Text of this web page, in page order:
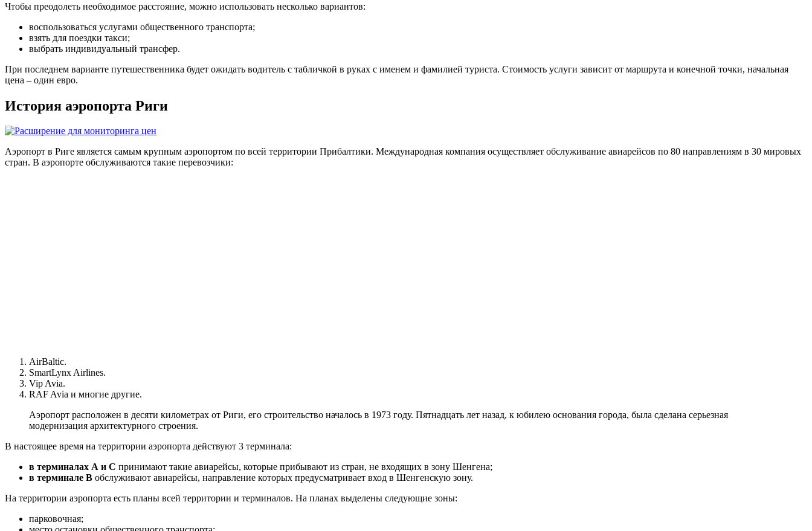
Чтобы преодолеть необходимое расстояние, можно использовать несколько вариантов:
воспользоваться услугами общественного транспорта;
взять для поездки такси;
выбрать индивидуальный трансфер.
При последнем варианте путешественника будет ожидать водитель с табличкой в руках с именем и фамилией туриста. Стоимость услуги зависит от маршрута и конечной точки, начальная
цена – один евро.
История аэропорта Риги
Аэропорт в Риге является самым крупным аэропортом по всей территории Прибалтики. Международная компания осуществляет обслуживание авиарейсов по 80 направлениям в 30 мировых
стран. В аэропорте обслуживаются такие перевозчики:
AirBaltic.
SmartLynx Airlines.
Vip Avia.
RAF Avia и многие другие.
Аэропорт расположен в десяти километрах от Риги, его строительство началось в 1973 году. Пятнадцать лет назад, к юбилею основания города, была сделана серьезная
модернизация архитектурного строения.
В настоящее время на территории аэропорта действуют 3 терминала:
в терминалах А и С принимают такие авиарейсы, которые прибывают из стран, не входящих в зону Шенгена;
в терминале В обслуживают авиарейсы, направление которых предусматривает вход в Шенгенскую зону.
На территории аэропорта есть планы всей территории и терминалов. На планах выделены следующие зоны:
парковочная;